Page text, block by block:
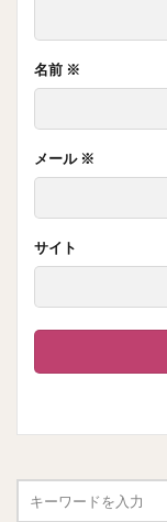
名前 ※
メール ※
サイト